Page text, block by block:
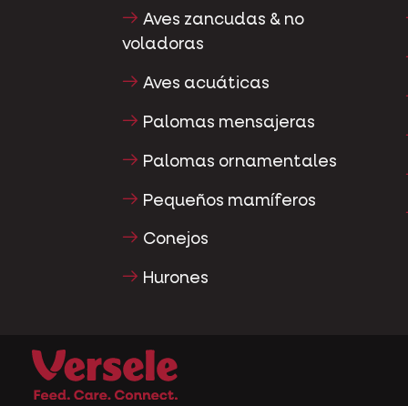
Aves zancudas & no
voladoras
Aves acuáticas
Palomas mensajeras
Palomas ornamentales
Pequeños mamíferos
Conejos
Hurones